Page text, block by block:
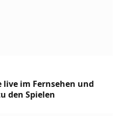
im Fernsehen und
den Spielen